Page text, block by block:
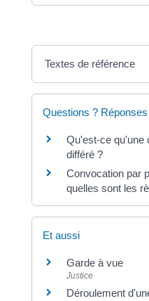
Textes de référence
Questions ? Réponses
Qu'est-ce qu'une
différé ?
Convocation par
quelles sont les
Et aussi
Garde à vue
Justice
Déroulement